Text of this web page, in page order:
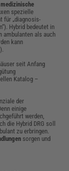
spezielle
für „diagnosis-
Hybrid bedeutet in
ambulanten als auch
kann
seit Anfang
Katalog –
der
einige
werden,
die Hybrid DRG soll
zu erbringen.
sorgen und